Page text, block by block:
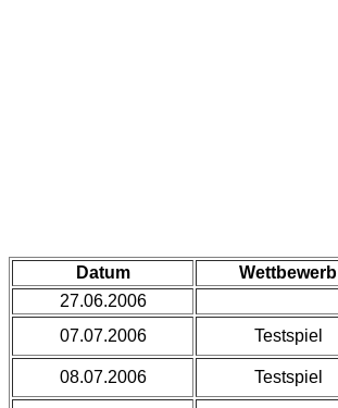
Datum Wettbewerb
27.06.2006
07.07.2006
Testspiel
08.07.2006 Testspiel